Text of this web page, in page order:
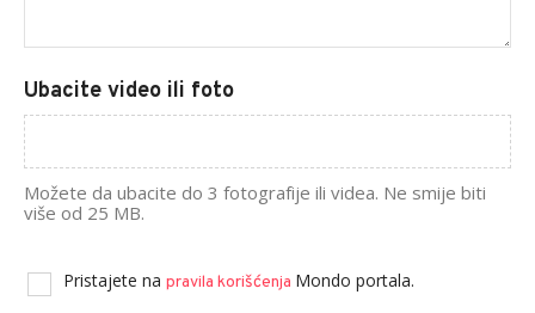
Ubacite video ili foto
Možete da ubacite do 3 fotografije ili videa. Ne smije biti
više od 25 MB.
Pristajete na pravila korišćenja Mondo portala.